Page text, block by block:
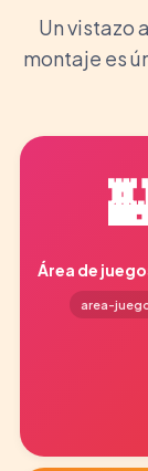
Un vistazo
montaje es
Área de
area-